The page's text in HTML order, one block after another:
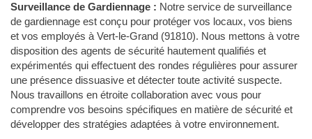
Surveillance de Gardiennage : Notre service de surveillance
de gardiennage est conçu pour protéger vos locaux, vos biens
et vos employés à Vert-le-Grand (91810). Nous mettons à votre
disposition des agents de sécurité hautement qualifiés et
expérimentés qui effectuent des rondes régulières pour assurer
une présence dissuasive et détecter toute activité suspecte.
Nous travaillons en étroite collaboration avec vous pour
comprendre vos besoins spécifiques en matière de sécurité et
développer des stratégies adaptées à votre environnement.